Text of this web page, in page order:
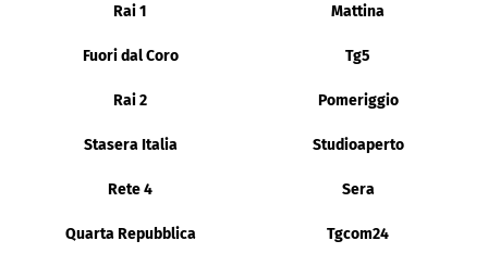
Rai 1 Mattina
Fuori dal Coro Tg5
Rai 2 Pomeriggio
Stasera Italia Studioaperto
Rete 4 Sera
Quarta Repubblica Tgcom24